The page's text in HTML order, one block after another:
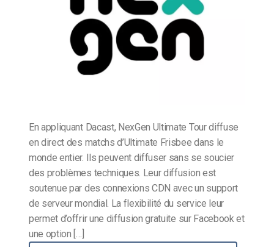
En appliquant Dacast, NexGen Ultimate Tour diffuse
en direct des matchs d’Ultimate Frisbee dans le
monde entier. Ils peuvent diffuser sans se soucier
des problèmes techniques. Leur diffusion est
soutenue par des connexions CDN avec un support
de serveur mondial. La flexibilité du service leur
permet d’offrir une diffusion gratuite sur Facebook et
une option […]